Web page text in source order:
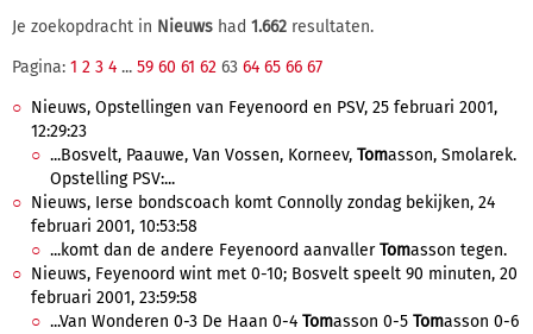
Je zoekopdracht in Nieuws had 1.662 resultaten.
Pagina: 1 2 3 4 ... 59 60 61 62 63 64 65 66 67
Nieuws, Opstellingen van Feyenoord en PSV, 25 februari 2001,
12:29:23
...Bosvelt, Paauwe, Van Vossen, Korneev, Tomasson, Smolarek.
Opstelling PSV:...
Nieuws, Ierse bondscoach komt Connolly zondag bekijken, 24
februari 2001, 10:53:58
...komt dan de andere Feyenoord aanvallerTomasson tegen.
Nieuws, Feyenoord wint met 0-10; Bosvelt speelt 90 minuten, 20
februari 2001, 23:59:58
...Van Wonderen 0-3 De Haan 0-4 Tomasson 0-5 Tomasson 0-6